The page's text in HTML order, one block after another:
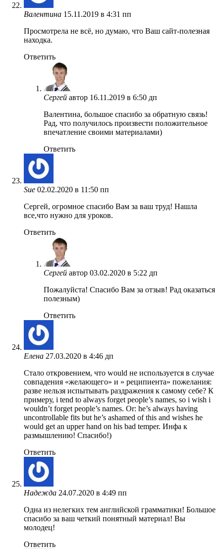
Валентина 15.11.2019 в 4:31 пп
Просмотрела не всё, но думаю, что Ваш сайт-полезная
находка.
Ответить
Сергей автор 16.11.2019 в 6:50 дп
Валентина, большое спасибо за обратную связь!
Рад, что получилось произвести положительное
впечатление своими материалами)
Ответить
Sue 02.02.2020 в 11:50 пп
Сергей, огромное спасибо Вам за ваш труд! Нашла
все,что нужно для уроков.
Ответить
Сергей автор 03.02.2020 в 5:22 дп
Пожалуйста! Спасибо Вам за отзыв! Рад оказаться
полезным)
Ответить
Елена 27.03.2020 в 4:46 дп
Стало откровением, что would не используется в случае
совпадения «желающего» и » реципиента» пожелания:
разве нельзя испытывать раздражения к самому себе? К
примеру, i tend to always forget people’s names, so i wish i
wouldn’t forget people’s names. Or: he’s always having
uncontrollable fits but he’s ashamed of this and wishes he
would get an upper hand on his bad temper. Инфа к
размышлению! Спасибо!)
Ответить
Надежда 24.07.2020 в 4:49 пп
Одна из нелегких тем английской грамматики! Большое
спасибо за ваш четкий понятный материал! Вы
молодец!
Ответить